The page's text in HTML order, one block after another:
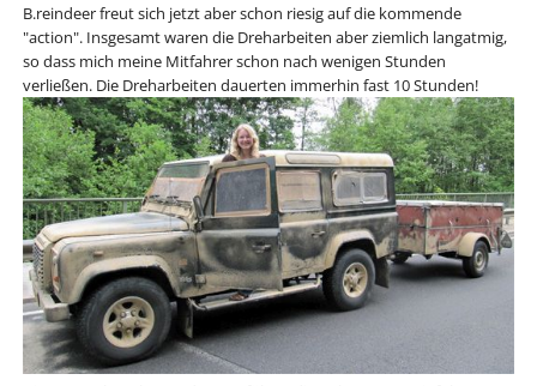
B.reindeer freut sich jetzt aber schon riesig auf die kommende
"action". Insgesamt waren die Dreharbeiten aber ziemlich langatmig,
so dass mich meine Mitfahrer schon nach wenigen Stunden
verließen. Die Dreharbeiten dauerten immerhin fast 10 Stunden!